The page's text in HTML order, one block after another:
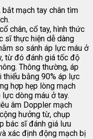
bắt mạch tay chân tìm
chân, cổ tay, hình thức
sĩ thực hiện dễ dàng
so sánh áp lực máu ở
từ đó đánh giá tốc độ
Thông thường, áp
thiểu bằng 90% áp lực
hợp hẹp lòng mạch
dòng máu ở tay.
âm Doppler mạch
hưởng từ, chụp
bác sĩ đánh giá lưu
xác định động mạch bị